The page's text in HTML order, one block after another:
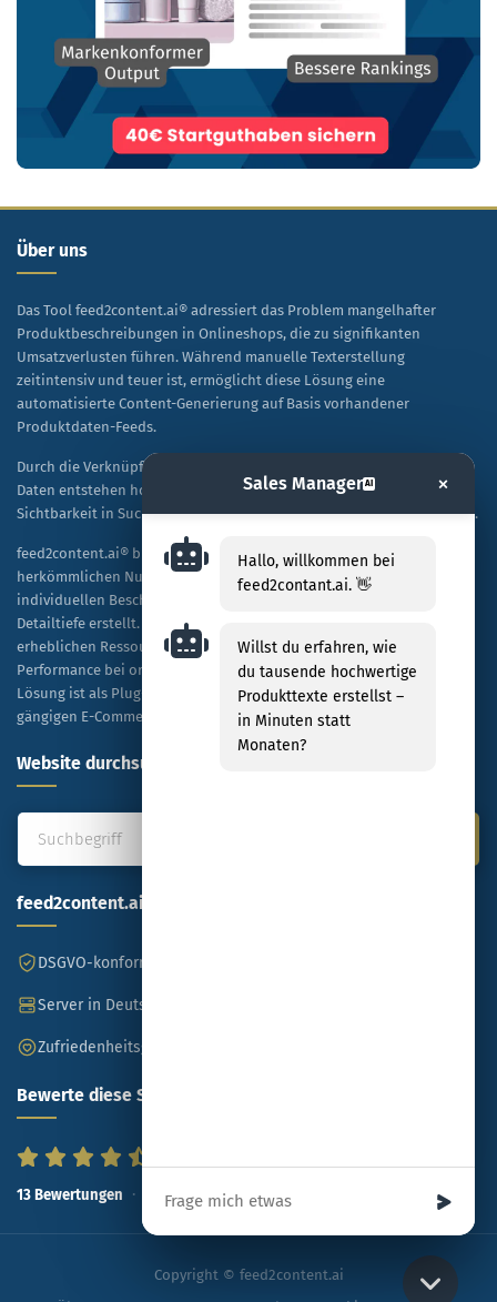
Über uns
Das Tool feed2content.ai® adressiert das Problem mangelhafter
Produktbeschreibungen in Onlineshops, die zu signifikanten
Umsatzverlusten führen. Während manuelle Texterstellung
zeitintensiv und teuer ist, ermöglicht diese Lösung eine
automatisierte Content-Generierung auf Basis vorhandener
Produktdaten-Feeds.
Durch die Verknüpfung von KI-Technologie mit spezifischen Shop-
Daten entstehen hochwertige, SEO-optimierte Texte, die sowohl die
Sichtbarkeit in Suchmaschinen als auch die Kaufbereitschaft steigern.
feed2content.ai® bietet eine skalierbare Alternative zur
herkömmlichen Nutzung von ChatGPT, indem es Tausende von
individuellen Beschreibungen kosteneffizient und in hoher
Detailtiefe erstellt. Unternehmen profitieren dabei von einer
erheblichen Ressourceneinsparung sowie einer verbesserten
Performance bei organischen Rankings und bezahlten Anzeigen. Die
Lösung ist als Plug-and-Play-Modell konzipiert und mit allen
gängigen E-Commerce-Plattformen kompatibel.
Website durchsuchen
feed2content.ai
DSGVO-konform
Server in Deutschland
Zufriedenheitsgarantie
Bewerte diese Seite
13 Bewertungen %
Copyright © feed2content.ai
Sales Manager AI ×
Hallo, willkommen bei
feed2contant.ai. 👋
Willst du erfahren, wie
du tausende hochwertige
Produkttexte erstellst –
in Minuten statt
Monaten?